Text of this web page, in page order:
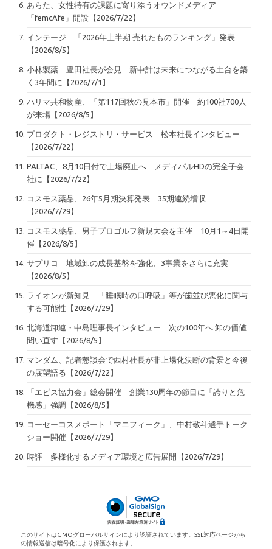
あらた、女性特有の課題に寄り添うオウンドメディア
「femcAfe」開設【2026/7/22】
インテージ 「2026年上半期 売れたものランキング」発表
【2026/8/5】
小林製薬 豊田社長が会見 新中計は未来につながる土台を築
く3年間に【2026/7/1】
ハリマ共和物産、「第117回秋の見本市」開催 約100社700人
が来場【2026/8/5】
プロダクト・レジストリ・サービス 松本社長インタビュー
【2026/7/22】
PALTAC、8月10日付で上場廃止へ メディパルHDの完全子会
社に【2026/7/22】
コスモス薬品、26年5月期決算発表 35期連続増収
【2026/7/29】
コスモス薬品、男子プロゴルフ新規大会を主催 10月1～4日開
催【2026/8/5】
サプリコ 地域卸の成長基盤を強化、3事業をさらに充実
【2026/8/5】
ライオンが新知見 「睡眠時の口呼吸」等が歯並び悪化に関与
する可能性【2026/7/29】
北海道卸連・中島理事長インタビュー 次の100年へ 卸の価値
問い直す【2026/8/5】
マンダム、記者懇談会で西村社長が非上場化決断の背景と今後
の展望語る【2026/7/22】
「エビス協力会」総会開催 創業130周年の節目に「誇りと危
機感」強調【2026/8/5】
コーセーコスメポート「マニフィーク」、中村敬斗選手トーク
ショー開催【2026/7/29】
時評 多様化するメディア環境と広告展開【2026/7/29】
このサイトはGMOグローバルサインにより認証されています。SSL対応ページから
の情報送信は暗号化により保護されます。